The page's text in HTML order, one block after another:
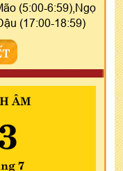
(5:00-6:59),Ngọ
(17:00-18:59)
ÂM
7